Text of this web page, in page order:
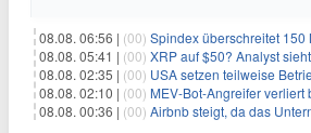
08.08. 06:56 | (00) Spindex überschreitet 150 Millionen erfasste
08.08. 05:41 | (00) XRP auf $50? Analyst
08.08. 02:35 | (00) USA setzen teilweise Betrieb im Avocado-
08.08. 02:10 | (00) MEV-Bot-Angreifer
08.08. 00:36 | (00) Airbnb steigt, da das Unternehmen die